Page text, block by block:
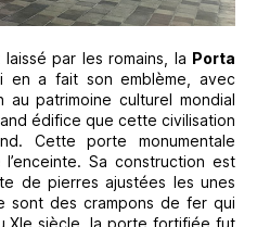
par les romains, la Porta
en a fait son emblème, avec
au patrimoine culturel mondial
édifice que cette civilisation
Cette porte monumentale
Sa construction est
de pierres ajustées les unes
sont des crampons de fer qui
XIe siècle, la porte fortifiée fut